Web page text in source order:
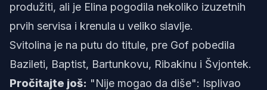
produžiti, ali je Elina pogodila nekoliko izuzetnih
prvih servisa i krenula u veliko slavlje.
Svitolina je na putu do titule, pre Gof pobedila
Bazileti, Baptist, Bartunkovu, Ribakinu i Švjontek.
Pročitajte još: "Nije mogao da diše": Isplivao